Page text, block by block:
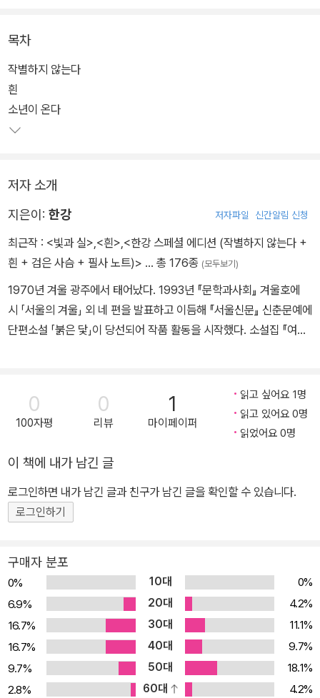
목차
작별하지 않는다
흰
소년이 온다
저자 소개
지은이: 한강 저자파일 신간알림 신청
최근작 : <빛과 실>,<흰>,<한강 스페셜 에디션 (작별하지 않는다 +
흰 + 검은 사슴 + 필사 노트)> … 총 176종 (모두보기)
1970년 겨울 광주에서 태어났다. 1993년 『문학과사회』 겨울호에
시 「서울의 겨울」 외 네 편을 발표하고 이듬해 『서울신문』 신춘문예에
단편소설 「붉은 닻」이 당선되어 작품 활동을 시작했다. 소설집 『여수
간』 『소년이 온다』 『흰』 『작별하지 않는다』, 시집 『서랍에 저녁을 넣
어 두었다』 등을 출간했다. 오늘의 젊은 예술가상, 이상문학상, 동리
문학상, 만해문학상, 황순원문학상, 김유정문학상, 김만중문학상, 대
상, 메디치 외국문학상, 에밀 기메 아시아문학상 등을 수상했으며, 노
르웨이 ‘미래 도서관’ 프로젝트 참여 작가로 선정되었다. 2024년 한
국 최초 노벨문학상을 수상했다.
0
100자평
0
리뷰
1
마이페이퍼
읽고 싶어요 1명
읽고 있어요 0명
읽었어요 0명
이 책에 내가 남긴 글
로그인하면 내가 남긴 글과 친구가 남긴 글을 확인할 수 있습니다.
로그인하기
구매자 분포
0% 10대
0%
6.9%
20대
4.2%
16.7%
30대
11.1%
16.7%
40대
9.7%
9.7%
50대
18.1%
2.8%
60대
4.2%